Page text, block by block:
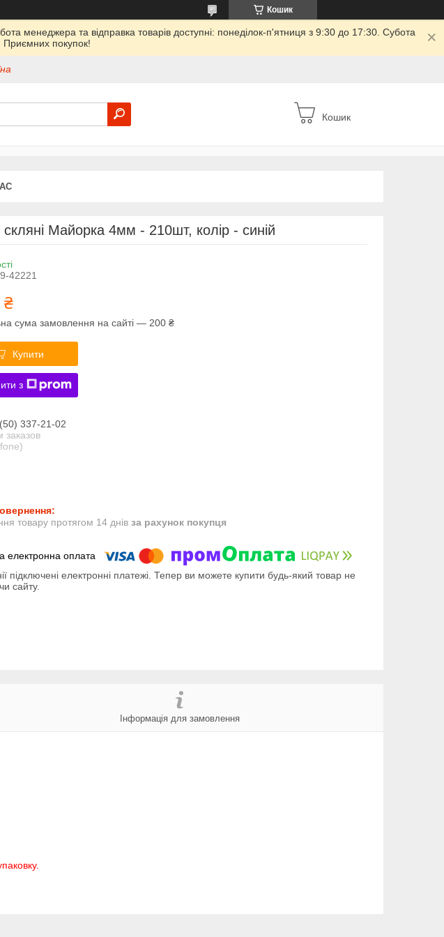
Кошик
менеджера та відправка товарів доступні: понеділок-п'ятниця з 9:30 до 17:30. Субота
Приємних покупок!
Кошик
Майорка 4мм - 210шт, колір - синій
42221
₴
сума замовлення на сайті — 200 ₴
Купити
з
337-21-02
заказов
товару протягом 14 днів за рахунок покупця
підключені електронні платежі. Тепер ви можете купити будь-який товар не
сайту.
Інформація для замовлення